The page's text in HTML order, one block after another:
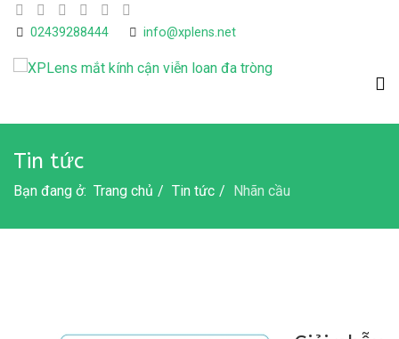
02439288444 info@xplens.net
Tin tức
Bạn đang ở: Trang chủ Tin tức Nhãn cầu